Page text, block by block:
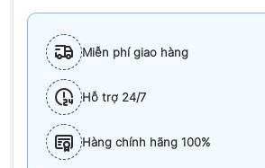
Miễn phí giao hàng
Hỗ trợ 24/7
Hàng chính hãng 100%